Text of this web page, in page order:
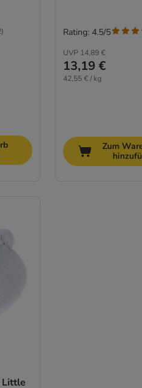
)
UVP 14,89 €
13,19 €
42,55 € / kg
Rating: 4.5/5
Zum
Little